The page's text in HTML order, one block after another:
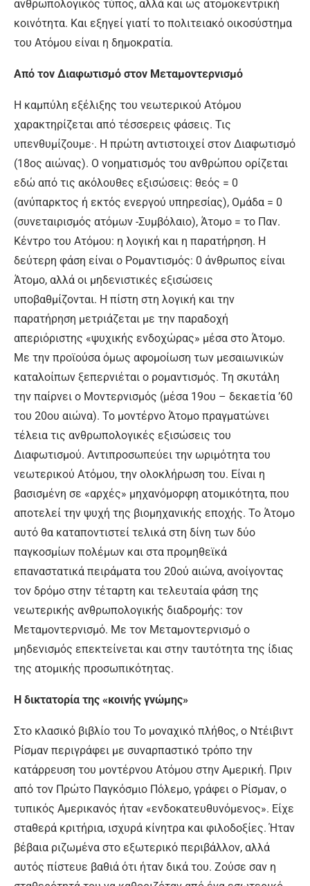
ανθρωπολογικός τύπος, αλλά και ως ατομοκεντρική
κοινότητα. Και εξηγεί γιατί το πολιτειακό οικοσύστημα
του Ατόμου είναι η δημοκρατία.
Από τον Διαφωτισμό στον Μεταμοντερνισμό
Η καμπύλη εξέλιξης του νεωτερικού Ατόμου
χαρακτηρίζεται από τέσσερεις φάσεις. Τις
υπενθυμίζουμε·. Η πρώτη αντιστοιχεί στον Διαφωτισμό
(18ος αιώνας). Ο νοηματισμός του ανθρώπου ορίζεται
εδώ από τις ακόλουθες εξισώσεις: θεός = 0
(ανύπαρκτος ή εκτός ενεργού υπηρεσίας), Ομάδα = 0
(συνεταιρισμός ατόμων -Συμβόλαιο), Άτομο = το Παν.
Κέντρο του Ατόμου: η λογική και η παρατήρηση. Η
δεύτερη φάση είναι ο Ρομαντισμός: 0 άνθρωπος είναι
Άτομο, αλλά οι μηδενιστικές εξισώσεις
υποβαθμίζονται. Η πίστη στη λογική και την
παρατήρηση μετριάζεται με την παραδοχή
απεριόριστης «ψυχικής ενδοχώρας» μέσα στο Άτομο.
Με την προϊούσα όμως αφομοίωση των μεσαιωνικών
καταλοίπων ξεπερνιέται ο ρομαντισμός. Τη σκυτάλη
την παίρνει ο Μοντερνισμός (μέσα 19ου – δεκαετία ’60
του 20ου αιώνα). Το μοντέρνο Άτομο πραγματώνει
τέλεια τις ανθρωπολογικές εξισώσεις του
Διαφωτισμού. Αντιπροσωπεύει την ωριμότητα του
νεωτερικού Ατόμου, την ολοκλήρωση του. Είναι η
βασισμένη σε «αρχές» μηχανόμορφη ατομικότητα, που
αποτελεί την ψυχή της βιομηχανικής εποχής. Το Άτομο
αυτό θα καταποντιστεί τελικά στη δίνη των δύο
παγκοσμίων πολέμων και στα προμηθεϊκά
επαναστατικά πειράματα του 20ού αιώνα, ανοίγοντας
τον δρόμο στην τέταρτη και τελευταία φάση της
νεωτερικής ανθρωπολογικής διαδρομής: τον
Μεταμοντερνισμό. Με τον Μεταμοντερνισμό ο
μηδενισμός επεκτείνεται και στην ταυτότητα της ίδιας
της ατομικής προσωπικότητας.
Η δικτατορία της «κοινής γνώμης»
Στο κλασικό βιβλίο του Το μοναχικό πλήθος, ο Ντέιβιντ
Ρίσμαν περιγράφει με συναρπαστικό τρόπο την
κατάρρευση του μοντέρνου Ατόμου στην Αμερική. Πριν
από τον Πρώτο Παγκόσμιο Πόλεμο, γράφει ο Ρίσμαν, ο
τυπικός Αμερικανός ήταν «ενδοκατευθυνόμενος». Είχε
σταθερά κριτήρια, ισχυρά κίνητρα και φιλοδοξίες. Ήταν
βέβαια ριζωμένα στο εξωτερικό περιβάλλον, αλλά
αυτός πίστευε βαθιά ότι ήταν δικά του. Ζούσε σαν η